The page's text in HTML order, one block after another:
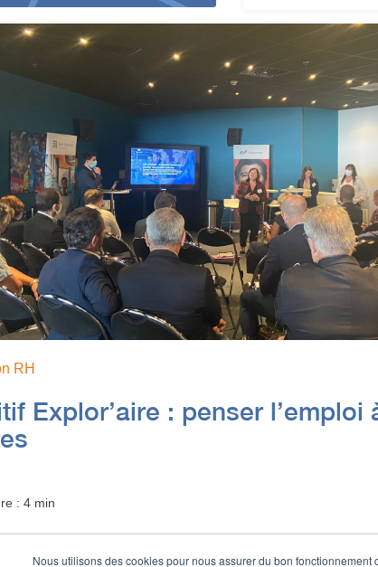
Nous utilisons des cookies pour nous assurer du bon
RH
Explor’aire : penser l’emploi
: 4 min